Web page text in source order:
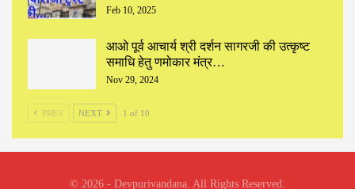
Feb 10, 2025
आओ पूर्व आचार्य श्री दर्शन सागरजी की उत्कृष्ट
समाधि हेतु णमोकार मंत्र…
Nov 29, 2024
PREV NEXT 1 of 10
© 2026 - Devpurivandana. All Rights Reserved.